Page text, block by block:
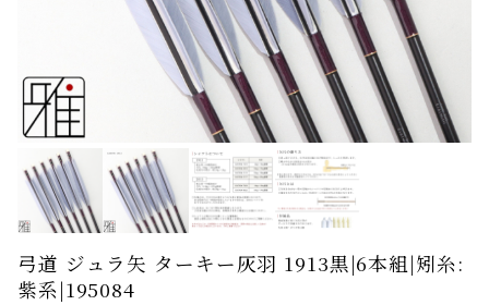
弓道 ジュラ矢 ターキー灰羽 1913黒|6本組|矧糸:
紫系|195084